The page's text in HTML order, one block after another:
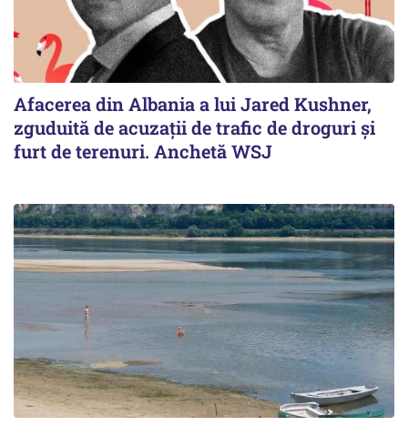
Afacerea din Albania a lui Jared Kushner,
zguduită de acuzații de trafic de droguri și
furt de terenuri. Anchetă WSJ